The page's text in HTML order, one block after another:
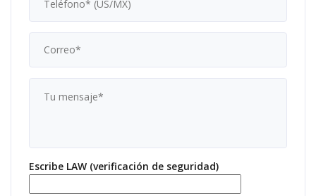
Escribe LAW (verificación de seguridad)